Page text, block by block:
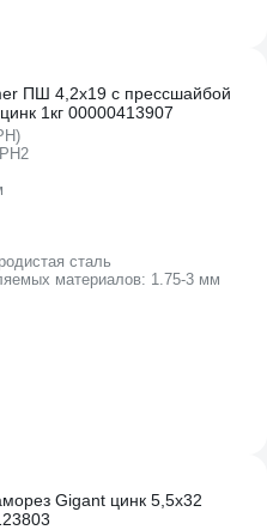
ПШ 4,2x19 с прессшайбой
1кг 00000413907
PH2
сталь
материалов: 1.75-3 мм
Gigant цинк 5,5x32